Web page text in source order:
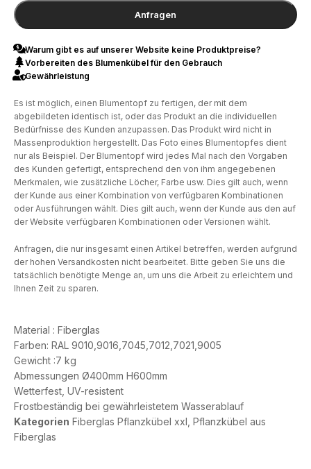
Material : Fiberglas
Farben: RAL 9010,9016,7045,7012,7021,9005
Gewicht :7 kg
Abmessungen Ø400mm H600mm
Wetterfest, UV-resistent
Frostbeständig bei gewährleistetem Wasserablauf
Kategorien Fiberglas Pflanzkübel xxl Pflanzkübel aus
Fiberglas
Anfragen
Warum gibt es auf unserer Website keine Produktpreise?
Vorbereiten des Blumenkübel für den Gebrauch
Gewährleistung
Es ist möglich, einen Blumentopf zu fertigen, der mit dem
abgebildeten identisch ist, oder das Produkt an die individuellen
Bedürfnisse des Kunden anzupassen. Das Produkt wird nicht in
Massenproduktion hergestellt. Das Foto eines Blumentopfes dient
nur als Beispiel. Der Blumentopf wird jedes Mal nach den Vorgaben
des Kunden gefertigt, entsprechend den von ihm angegebenen
Merkmalen, wie zusätzliche Löcher, Farbe usw. Dies gilt auch, wenn
der Kunde aus einer Kombination von verfügbaren Kombinationen
oder Ausführungen wählt. Dies gilt auch, wenn der Kunde aus den auf
der Website verfügbaren Kombinationen oder Versionen wählt.
Anfragen, die nur insgesamt einen Artikel betreffen, werden aufgrund
der hohen Versandkosten nicht bearbeitet. Bitte geben Sie uns die
tatsächlich benötigte Menge an, um uns die Arbeit zu erleichtern und
Ihnen Zeit zu sparen.